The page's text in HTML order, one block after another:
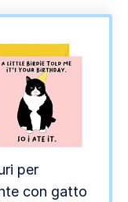
per
con gatto